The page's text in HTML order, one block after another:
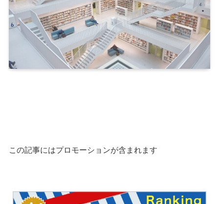
この記事にはプロモーションが含まれます